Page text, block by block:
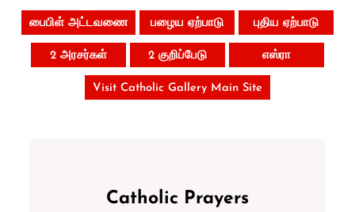
பைபிள் அட்டவணை பழைய ஏற்பாடு புதிய ஏற்பாடு
2 அரசர்கள் 2 குறிப்பேடு எஸ்ரா
Visit Catholic Gallery Main Site
Catholic Prayers